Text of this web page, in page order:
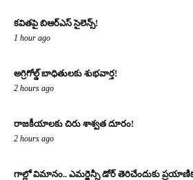
కవితపై బిఆర్ఎస్ సైలెన్స్!
1 hour ago
అగ్రిగోల్డ్ బాధితులకు శుభవార్త!
2 hours ago
రాజకీయాలకు చిరు శాశ్వత దూరం!
2 hours ago
గాల్లో విమానం.. ఎమర్జెన్సీ డోర్ తెరిచేందుకు